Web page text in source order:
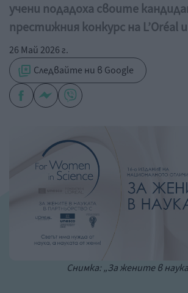
учени подадоха своите
престижния конкурс на
26 Май 2026 г.
Следвайте ни в Google
Снимка: „За жените в